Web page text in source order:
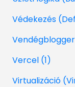
Védekezés
Vendégblogger
Vercel (1)
Virtualizáció